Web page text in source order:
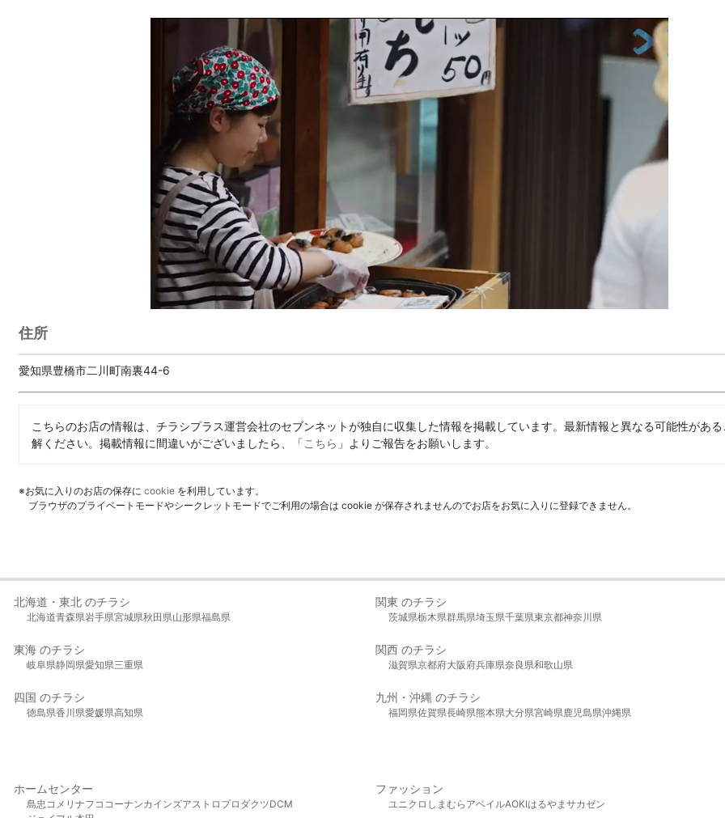
住所
愛知県豊橋市二川町南裏44-6
こちらのお店の情報は、チラシプラス運営会社のセブンネットが独自に収集した情報を掲載しています。最新情報と異なる可能性があ
解ください。掲載情報に間違いがございましたら、「こちら 」よりご報告をお願いします。
※お気に入りのお店の保存に cookie を利用しています。
ブラウザのプライベートモードやシークレットモードでご利用の場合は cookie が保存されませんのでお店をお気に入りに登録できません。
北海道・東北 のチラシ
北海道青森県岩手県宮城県秋田県山形県福島県
関東 のチラシ
茨城県栃木県群馬県埼玉県千葉県東京都神奈川県
東海 のチラシ
岐阜県静岡県愛知県三重県
関西 のチラシ
滋賀県京都府大阪府兵庫県奈良県和歌山県
四国 のチラシ
徳島県香川県愛媛県高知県
九州・沖縄 のチラシ
福岡県佐賀県長崎県熊本県大分県宮崎県鹿児島県沖縄県
ホームセンター
島忠 コメリ ナフコ コーナンカインズアストロプロダクツDCM
ファッション
ユニクロ しまむら アベイルAOKIはるやま サカゼン